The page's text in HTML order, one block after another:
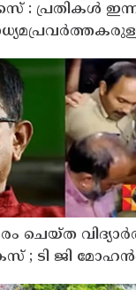
: പ്രതികൾ
ചെയ്ത
; ടി ജി